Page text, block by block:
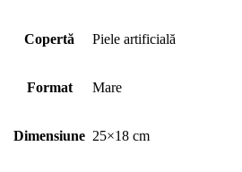
Copertă Piele artificială
Format Mare
Dimensiune 25×18 cm